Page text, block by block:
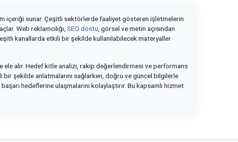
içeriği sunar. Çeşitli sektörlerde faaliyet gösteren işletmelerin
Web reklamcılığı, SEO dostu , görsel ve metin açısından
kanallarda etkili bir şekilde kullanılabilecek materyaller
ele alır. Hedef kitle analizi, rakip değerlendirmesi ve performans
şekilde anlatmalarını sağlarken, doğru ve güncel bilgilerle
hedeflerine ulaşmalarını kolaylaştırır. Bu kapsamlı hizmet